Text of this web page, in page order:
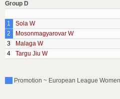
Group D
1
Sola W
2
Mosonmagyarovar W
3
Malaga W
4
Targu Jiu W
Promotion ~ European League